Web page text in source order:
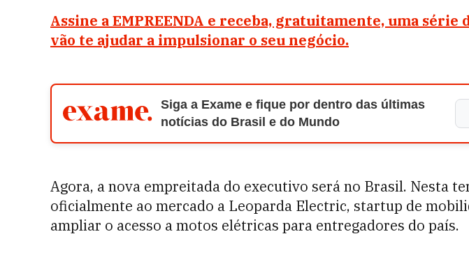
Assine a EMPREENDA e receba, gratuitamente, uma série
vão te ajudar a impulsionar o seu negócio.
Siga a Exame e fique por dentro das últimas
notícias do Brasil e do Mundo
Agora, a nova empreitada do executivo será no Brasil. Nesta
oficialmente ao mercado a Leoparda Electric, startup de
ampliar o acesso a motos elétricas para entregadores do país.